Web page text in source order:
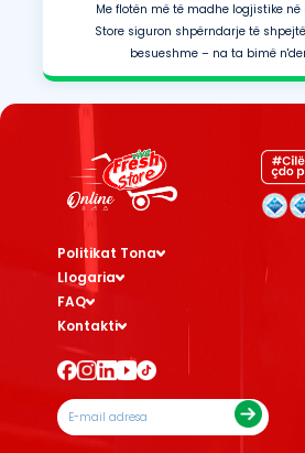
Me flotën më të madhe logjistike në
Store siguron shpërndarje të
besueshme – na ta bimë
Politikat Tona
Llogaria
FAQ
Kontakti